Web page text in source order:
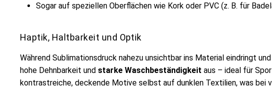
Sogar auf speziellen Oberflächen wie Kork oder PVC (z. B. für
Haptik, Haltbarkeit und Optik
Während Sublimationsdruck nahezu unsichtbar ins Material eindringt
hohe Dehnbarkeit und starke Waschbeständigkeit aus – ideal für
kontrastreiche, deckende Motive selbst auf dunklen Textilien, was bei